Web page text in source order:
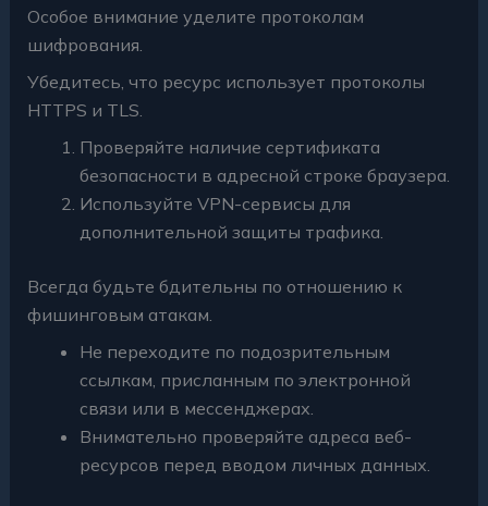
Особое внимание уделите протоколам
шифрования.
Убедитесь, что ресурс использует протоколы
HTTPS и TLS.
Проверяйте наличие сертификата
безопасности в адресной строке браузера.
Используйте VPN-сервисы для
дополнительной защиты трафика.
Всегда будьте бдительны по отношению к
фишинговым атакам.
Не переходите по подозрительным
ссылкам, присланным по электронной
связи или в мессенджерах.
Внимательно проверяйте адреса веб-
ресурсов перед вводом личных данных.